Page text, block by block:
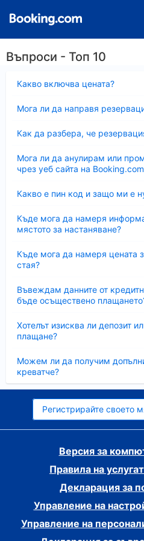
Въпроси - Топ 10
Какво включва цената?
Мога ли да направя
Как да разбера, че
Мога ли да анулирам или
чрез уеб сайта на
Какво е пин код и защо ми е
Къде мога да намеря
мястото за настаняване?
Къде мога да намеря цената
стая?
Въвеждам данните от
бъде осъществено
Хотелът изисква ли депозит
плащане?
Можем ли да получим
креватче?
Регистрирайте своето
Версия за
Правила на
Декларация за
Управление на
Управление на